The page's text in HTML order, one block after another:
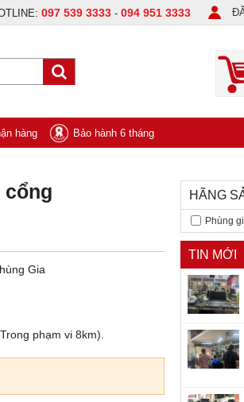
097 539 3333 - 094 951 3333
hàng Bảo hành 6 tháng
cổng
Gia
phạm vi 8km).
HÃNG
Phùng
TIN MỚI